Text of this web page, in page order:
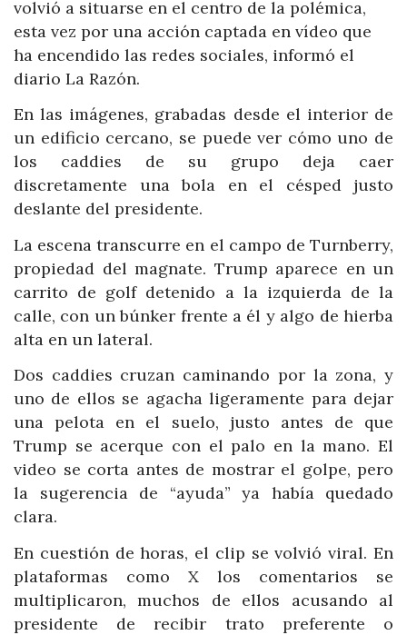
volvió a situarse en el centro de la polémica,
esta vez por una acción captada en vídeo que
ha encendido las redes sociales, informó el
diario La Razón.
En las imágenes, grabadas desde el interior de
un edificio cercano, se puede ver cómo uno de
los caddies de su grupo deja caer
discretamente una bola en el césped justo
deslante del presidente.
La escena transcurre en el campo de Turnberry,
propiedad del magnate. Trump aparece en un
carrito de golf detenido a la izquierda de la
calle, con un búnker frente a él y algo de hierba
alta en un lateral.
Dos caddies cruzan caminando por la zona, y
uno de ellos se agacha ligeramente para dejar
una pelota en el suelo, justo antes de que
Trump se acerque con el palo en la mano. El
video se corta antes de mostrar el golpe, pero
la sugerencia de “ayuda” ya había quedado
clara.
En cuestión de horas, el clip se volvió viral. En
plataformas como X los comentarios se
multiplicaron, muchos de ellos acusando al
presidente de recibir trato preferente o